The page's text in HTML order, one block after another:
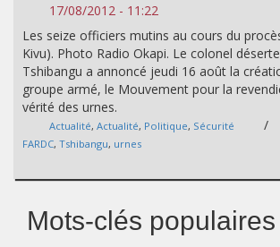
17/08/2012 - 11:22
Les seize officiers mutins au cours du
Kivu). Photo Radio Okapi. Le colonel
Tshibangu a annoncé jeudi 16 août la
groupe armé, le Mouvement pour la
vérité des urnes.
Actualité, Actualité, Politique, Sécurité /
FARDC, Tshibangu, urnes
Mots-clés populaires